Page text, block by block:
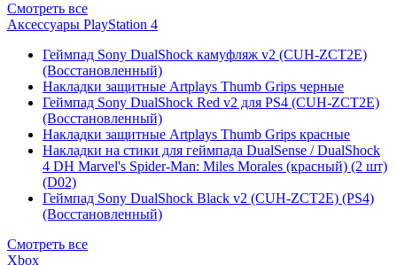
Смотреть все
Аксессуары PlayStation 4
Геймпад Sony DualShock камуфляж v2 (CUH-ZCT2E)
(Восстановленный)
Накладки защитные Artplays Thumb Grips черные
Геймпад Sony DualShock Red v2 для PS4 (CUH-ZCT2E)
(Восстановленный)
Накладки защитные Artplays Thumb Grips красные
Накладки на стики для геймпада DualSense / DualShock
4 DH Marvel's Spider-Man: Miles Morales (красный) (2 шт)
(D02)
Геймпад Sony DualShock Black v2 (CUH-ZCT2E) (PS4)
(Восстановленный)
Смотреть все
Xbox